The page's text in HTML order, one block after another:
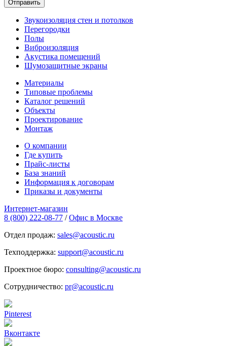
Звукоизоляция стен и потолков
Перегородки
Полы
Виброизоляция
Акустика помещений
Шумозащитные экраны
Материалы
Типовые проблемы
Каталог решений
Объекты
Проектирование
Монтаж
О компании
Где купить
Прайс-листы
База знаний
Информация к договорам
Приказы и документы
Интернет-магазин
8 (800) 222-08-77 / Офис в Москве
Отдел продаж: sales@acoustic.ru
Техподдержка: support@acoustic.ru
Проектное бюро: consulting@acoustic.ru
Сотрудничество: pr@acoustic.ru
Pinterest
Вконтакте